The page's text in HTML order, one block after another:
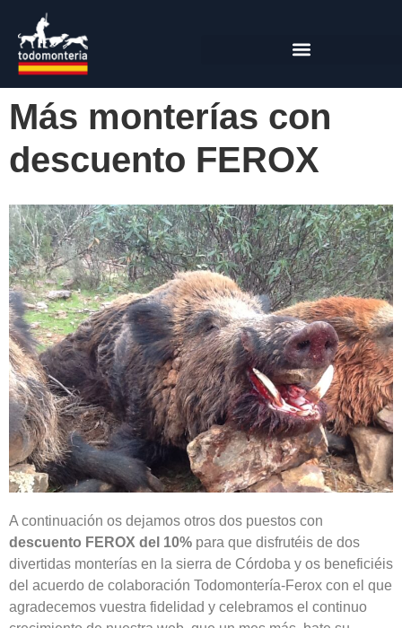
Más monterías con
descuento FEROX
A continuación os dejamos otros dos puestos con
descuento FEROX del 10% para que disfrutéis de dos
divertidas monterías en la sierra de Córdoba y os beneficiéis
del acuerdo de colaboración Todomontería-Ferox con el que
agradecemos vuestra fidelidad y celebramos el continuo